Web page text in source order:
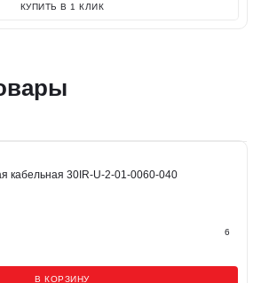
КУПИТЬ В 1 КЛИК
кабельная 30IR-U-2-01-0060-040
6
В КОРЗИНУ